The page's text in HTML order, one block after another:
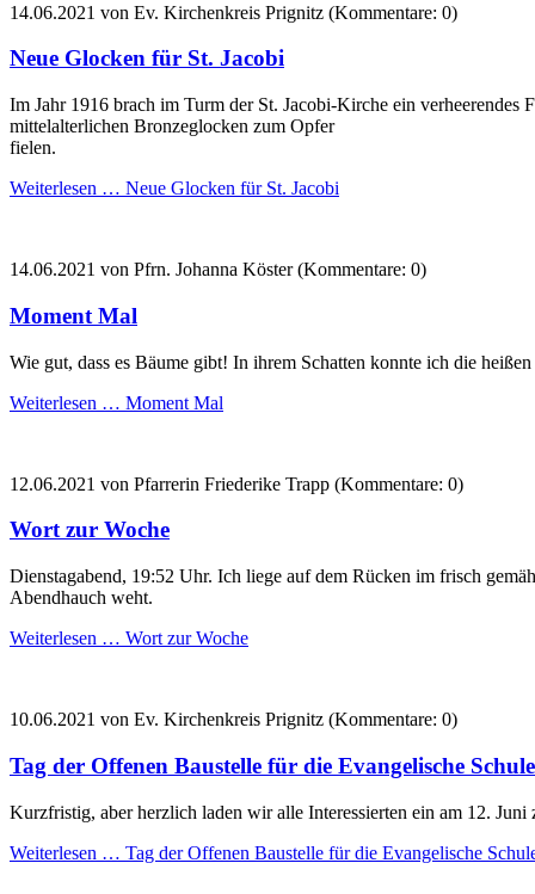
14.06.2021 von Ev. Kirchenkreis Prignitz (Kommentare: 0)
Neue Glocken für St. Jacobi
Im Jahr 1916 brach im Turm der St. Jacobi-Kirche ein verheerendes
mittelalterlichen Bronzeglocken zum Opfer
fielen.
Weiterlesen … Neue Glocken für St. Jacobi
14.06.2021 von Pfrn. Johanna Köster (Kommentare: 0)
Moment Mal
Wie gut, dass es Bäume gibt! In ihrem Schatten konnte ich die
Weiterlesen … Moment Mal
12.06.2021 von Pfarrerin Friederike Trapp (Kommentare: 0)
Wort zur Woche
Dienstagabend, 19:52 Uhr. Ich liege auf dem Rücken im frisch
Abendhauch weht.
Weiterlesen … Wort zur Woche
10.06.2021 von Ev. Kirchenkreis Prignitz (Kommentare: 0)
Tag der Offenen Baustelle für die Evangelische
Kurzfristig, aber herzlich laden wir alle Interessierten ein am 12.
Weiterlesen … Tag der Offenen Baustelle für die Evangelische